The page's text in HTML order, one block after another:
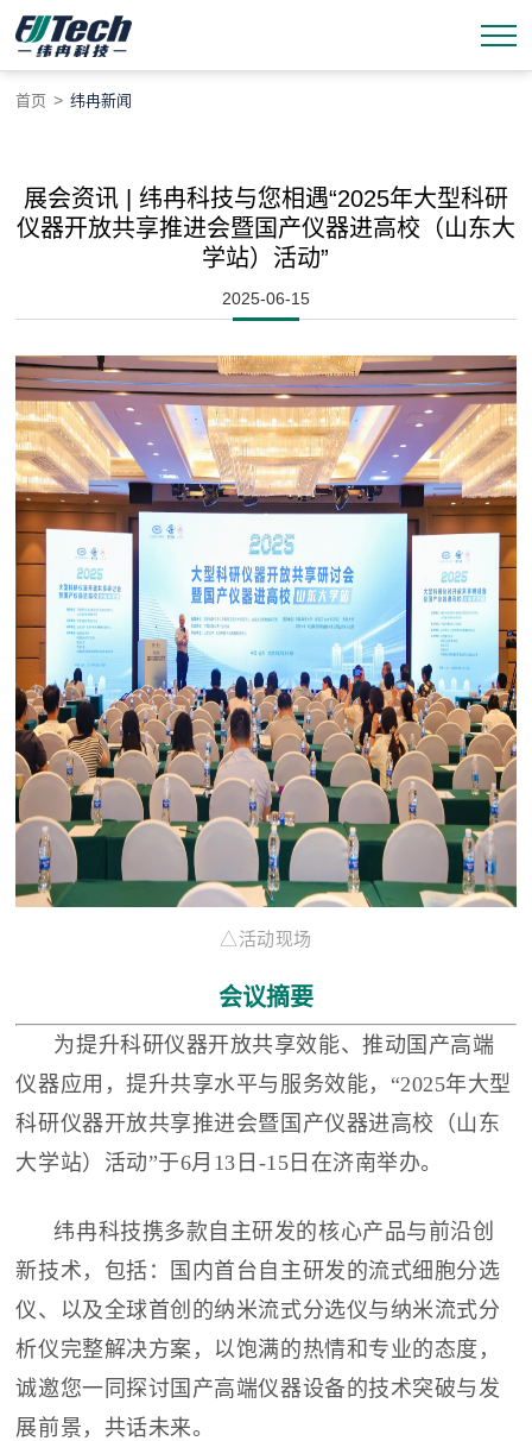
首页 > 纬冉新闻
展会资讯 | 纬冉科技与您相遇“2025年大型科研
仪器开放共享推进会暨国产仪器进高校（山东大
学站）活动”
2025-06-15
△活动现场
会议摘要
为提升科研仪器开放共享效能、推动国产高端
仪器应用，提升共享水平与服务效能，“2025年大型
科研仪器开放共享推进会暨国产仪器进高校（山东
大学站）活动”于6月13日-15日在济南举办。
纬冉科技携多款自主研发的核心产品与前沿创
新技术，包括：国内首台自主研发的流式细胞分选
仪、以及全球首创的纳米流式分选仪与纳米流式分
析仪完整解决方案，以饱满的热情和专业的态度，
诚邀您一同探讨国产高端仪器设备的技术突破与发
展前景，共话未来。